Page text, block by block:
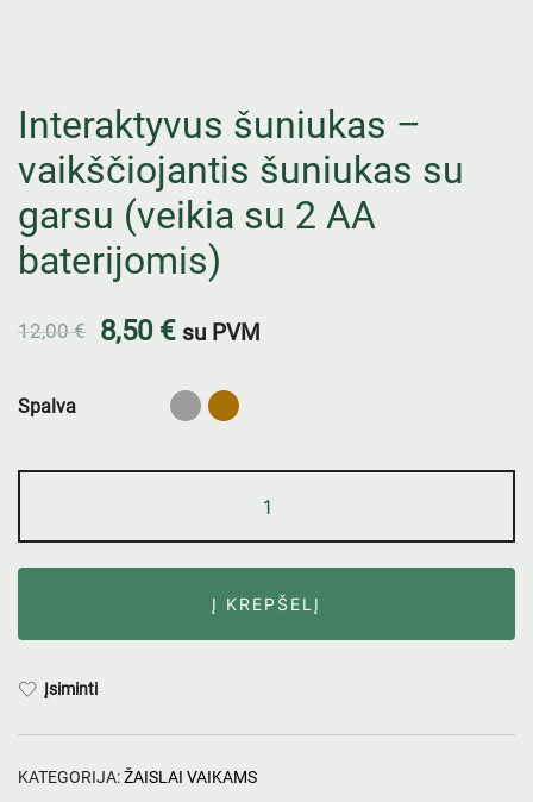
Interaktyvus šuniukas –
vaikščiojantis šuniukas su
garsu (veikia su 2 AA
baterijomis)
12,00€ 8,50 € su PVM
Spalva
Į KREPŠELĮ
Įsiminti
KATEGORIJA:ŽAISLAI VAIKAMS